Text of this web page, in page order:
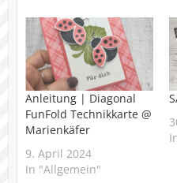
Anleitung | Diagonal
FunFold Technikkarte @
Marienkäfer
9. April 2024
In "Allgemein"